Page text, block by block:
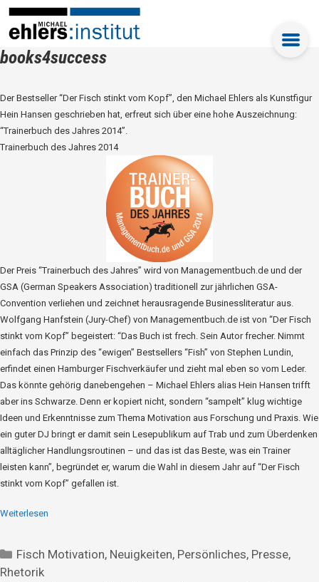
books4success
Der Bestseller “Der Fisch stinkt vom Kopf”, den Michael Ehlers als Kunstfigur
Hein Hansen geschrieben hat, erfreut sich über eine hohe Auszeichnung:
“Trainerbuch des Jahres 2014”.
Trainerbuch des Jahres 2014
Der Preis “Trainerbuch des Jahres” wird von Managementbuch.de und der
GSA (German Speakers Association) traditionell zur jährlichen GSA-
Convention verliehen und zeichnet herausragende Businessliteratur aus.
Wolfgang Hanfstein (Jury-Chef) von Managementbuch.de ist von “Der Fisch
stinkt vom Kopf” begeistert: “Das Buch ist frech. Sein Autor frecher. Nimmt
einfach das Prinzip des “ewigen” Bestsellers “Fish” von Stephen Lundin,
erfindet einen Hamburger Fischverkäufer und zieht mal eben so vom Leder.
Das könnte gehörig danebengehen – Michael Ehlers alias Hein Hansen trifft
aber ins Schwarze. Denn er kopiert nicht, sondern “sampelt” klug wichtige
Ideen und Erkenntnisse zum Thema Motivation aus Forschung und Praxis. Wie
ein guter DJ bringt er damit sein Lesepublikum auf Trab und zum Überdenken
alltäglicher Handlungsroutinen – und das ist das Beste, was ein Trainer
leisten kann”, begründet er, warum die Wahl in diesem Jahr auf “Der Fisch
stinkt vom Kopf” gefallen ist.
Weiterlesen
Fisch Motivation, Neuigkeiten, Persönliches, Presse,
Rhetorik